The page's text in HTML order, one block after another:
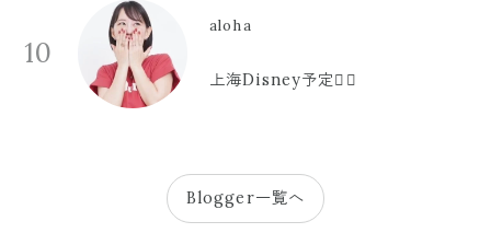
10
aloha
上海Disney予定🫪🩷
Blogger一覧へ